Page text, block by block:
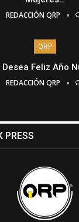
REDACCIÓN QRP
QRP
Desea Feliz Año
REDACCIÓN QRP
PRESS